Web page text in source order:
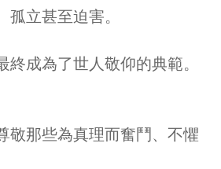
立甚至迫害。
成為了世人敬仰的典範。
敬那些為真理而奮鬥、不懼